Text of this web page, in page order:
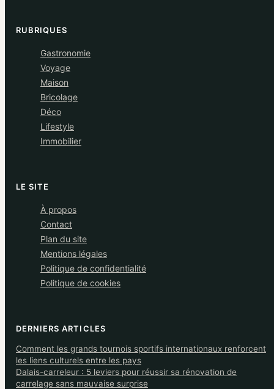
RUBRIQUES
Gastronomie
Voyage
Maison
Bricolage
Déco
Lifestyle
Immobilier
LE SITE
À propos
Contact
Plan du site
Mentions légales
Politique de confidentialité
Politique de cookies
DERNIERS ARTICLES
Comment les grands tournois sportifs internationaux renforcent
les liens culturels entre les pays
Dalais-carreleur : 5 leviers pour réussir sa rénovation de
carrelage sans mauvaise surprise